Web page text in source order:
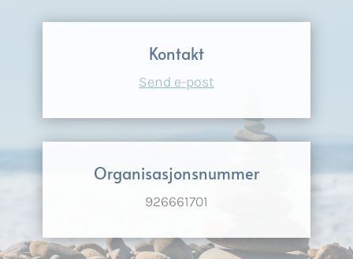
Kontakt
Send e-post
Organisasjonsnummer
926661701